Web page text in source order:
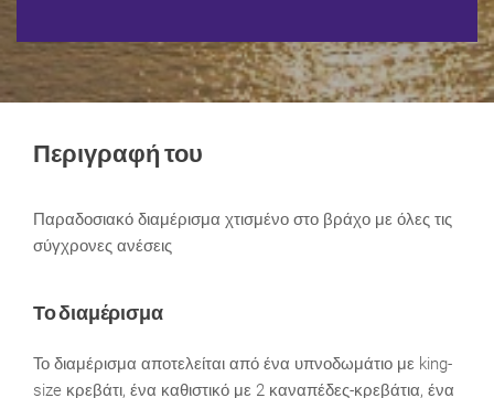
Περιγραφή του
Παραδοσιακό διαμέρισμα χτισμένο στο βράχο με όλες τις
σύγχρονες ανέσεις
Το διαμέρισμα
Το διαμέρισμα αποτελείται από ένα υπνοδωμάτιο με king-
size κρεβάτι, ένα καθιστικό με 2 καναπέδες-κρεβάτια, ένα